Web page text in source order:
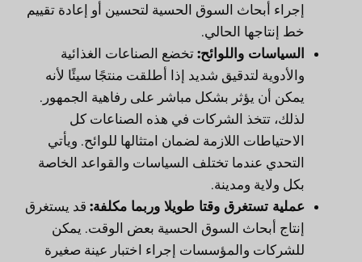
إجراء أبحاث السوق الحسية لتحسين أو إعادة تقييم
خط إنتاجها الحالي.
السياسات واللوائح: تخضع الصناعات الغذائية
والأدوية لتدقيق شديد إذا أطلقت منتجًا سيئًا لأنه
يمكن أن يؤثر بشكل مباشر على رفاهية الجمهور.
لذلك، تتخذ الشركات في هذه الصناعات كل
الاحتياطات اللازمة لضمان امتثالها للوائح. ويأتي
التحدي عندما تختلف السياسات والقواعد الخاصة
بكل ولاية ومدينة.
عملية تستغرق وقتا طويلا وربما مكلفة: قد يستغرق
إنتاج أبحاث السوق الحسية بعض الوقت. يمكن
للشركات والمؤسسات إجراء اختبار عينة صغيرة